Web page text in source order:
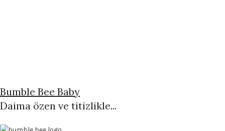
Bumble Bee Baby
Daima özen ve titizlikle...